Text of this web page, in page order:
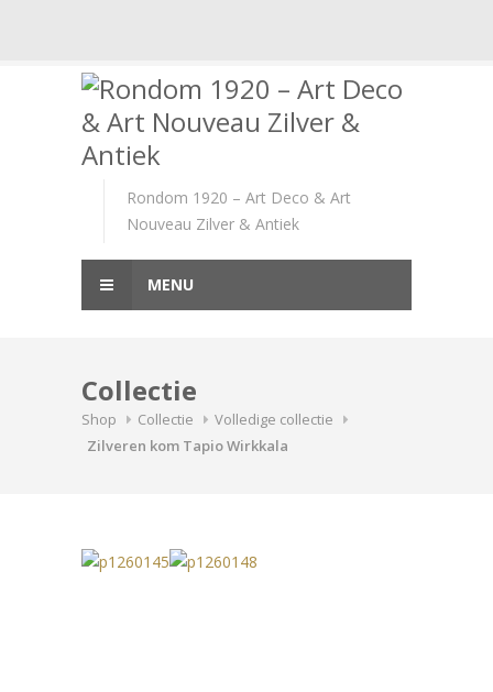
Rondom 1920 – Art Deco & Art
Nouveau Zilver & Antiek
MENU
Collectie
Shop Collectie
Volledige collectie
Zilveren kom Tapio Wirkkala